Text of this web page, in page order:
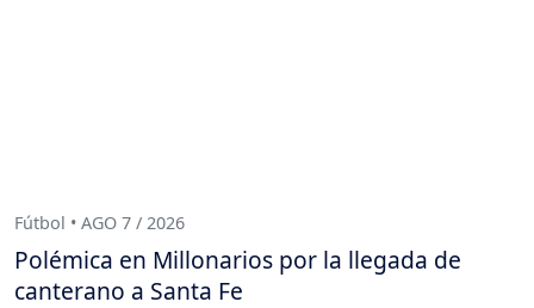
Fútbol • AGO 7 / 2026
Polémica en Millonarios por la llegada de
canterano a Santa Fe